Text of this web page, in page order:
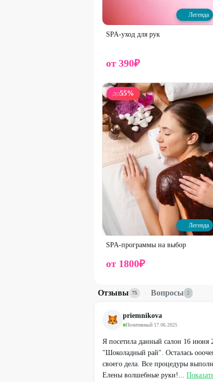
Легенда
SPA-уход для рук
от 390₽
ДО55%
Легенда
SPA-программы на выбор
от 1800₽
Отзывы 75 · Вопросы 2
priemnikova
Позитивный·17.06.2025
Я посетила данный салон 16 июня
"Шоколадный рай". Осталась
своего дела. Все процедуры
Елены волшебные руки!...